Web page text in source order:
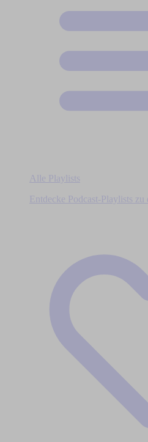
Alle Playlists
Entdecke Podcast-Playlists